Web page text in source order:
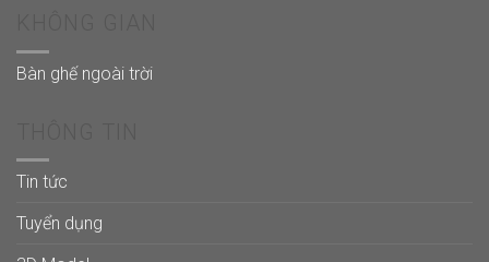
Bàn ghế ngoài trời
Tin tức
Tuyển dụng